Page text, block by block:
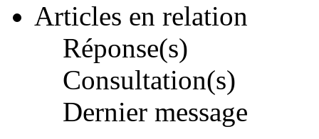
Articles en relation
Réponse(s)
Consultation(s)
Dernier message